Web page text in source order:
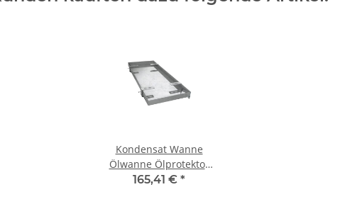
Kondensat Wanne
Ölwanne Ölprotektor
Ölabscheider
165,41 € *